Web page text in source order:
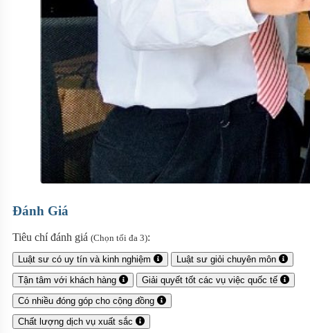
Đánh Giá
Tiêu chí đánh giá (Chọn tối đa 3):
Luật sư có uy tín và kinh nghiệm
Luật sư giỏi chuyên môn
Tận tâm với khách hàng
Giải quyết tốt các vụ việc quốc tế
Có nhiều đóng góp cho cộng đồng
Chất lượng dịch vụ xuất sắc